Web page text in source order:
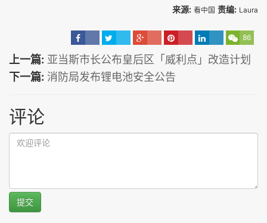
来源: 看中国 责编: Laura
86
上一篇: 亚当斯市长公布皇后区「威利点」改造计划
下一篇: 消防局发布锂电池安全公告
评论
提交